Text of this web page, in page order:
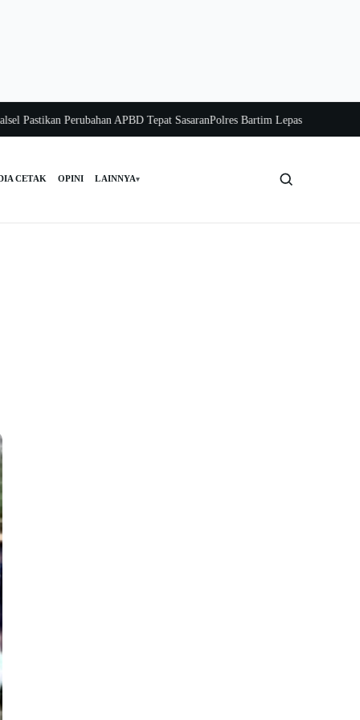
Perubahan APBD Tepat SasaranPolres Bartim Lepas Bakti Sosial
CETAK OPINI LAINNYA▾